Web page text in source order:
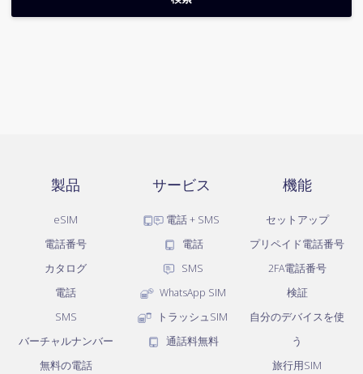
製品
eSIM
電話番号
カタログ
電話
SMS
バーチャルナンバー
無料の電話
サービス
電話 + SMS
電話
SMS
WhatsApp SIM
トラッシュSIM
通話料無料
機能
セットアップ
プリペイド電話番号
2FA電話番号
検証
自分のデバイスを使
う
旅行用SIM